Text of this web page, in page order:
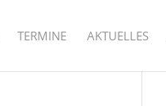
TERMINE AKTUELLES